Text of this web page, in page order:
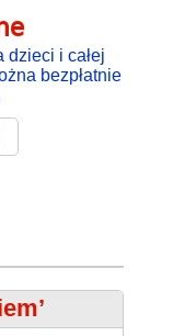
i całej
bezpłatnie